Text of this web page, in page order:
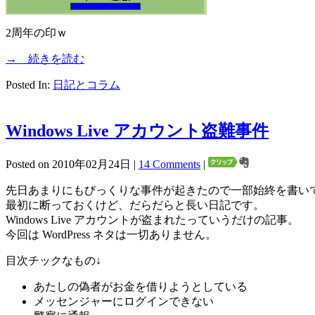
2周年の印ｗ
→ 続きを読む
Posted In: 日記とコラム
Windows Live アカウント盗難事件
Posted on 2010年02月24日 | 14 Comments |
先日あまりにもびっくりな事件が起きたので一部始終を書い
最初に断っておくけど、だらだらと長い日記です。
Windows Live アカウントが盗まれたっていうだけの記事。
今回は WordPress ネタは一切ありません。
目次チックなもの↓
あたしの偽者がお金を借りようとしている
メッセンジャーにログインできない